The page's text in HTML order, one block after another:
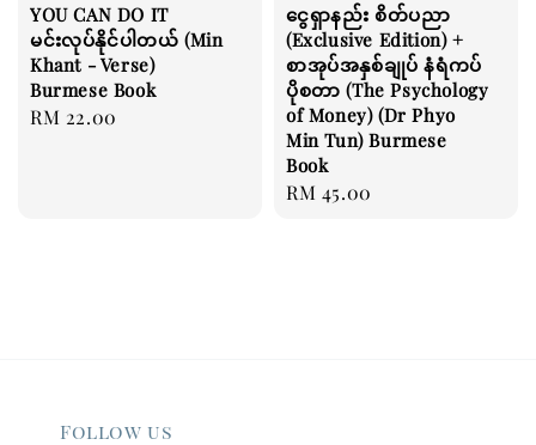
YOU CAN DO IT
မင်းလုပ်နိုင်ပါတယ် (Min
Khant - Verse)
Burmese Book
Regular
RM 22.00
ငွေရှာနည်း စိတ်ပညာ
(Exclusive Edition) +
စာအုပ်အနှစ်ချုပ် နံရံကပ်
ပိုစတာ (The Psychology
of Money) (Dr Phyo
Min Tun) Burmese
Book
Regular
RM 45.00
Follow us